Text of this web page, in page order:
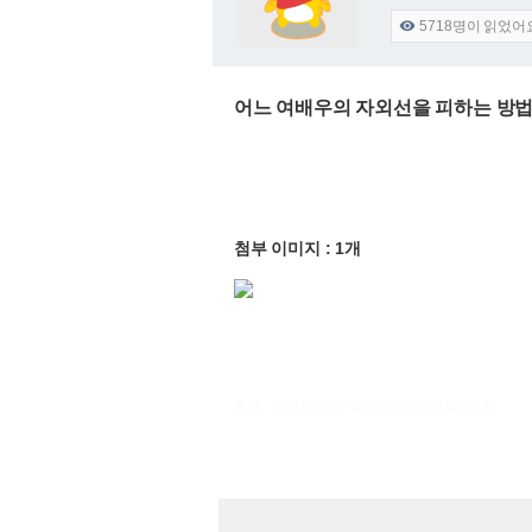
 5718명이 읽었어
어느 여배우의 자외선을 피하는 방법
첨부 이미지 : 1개